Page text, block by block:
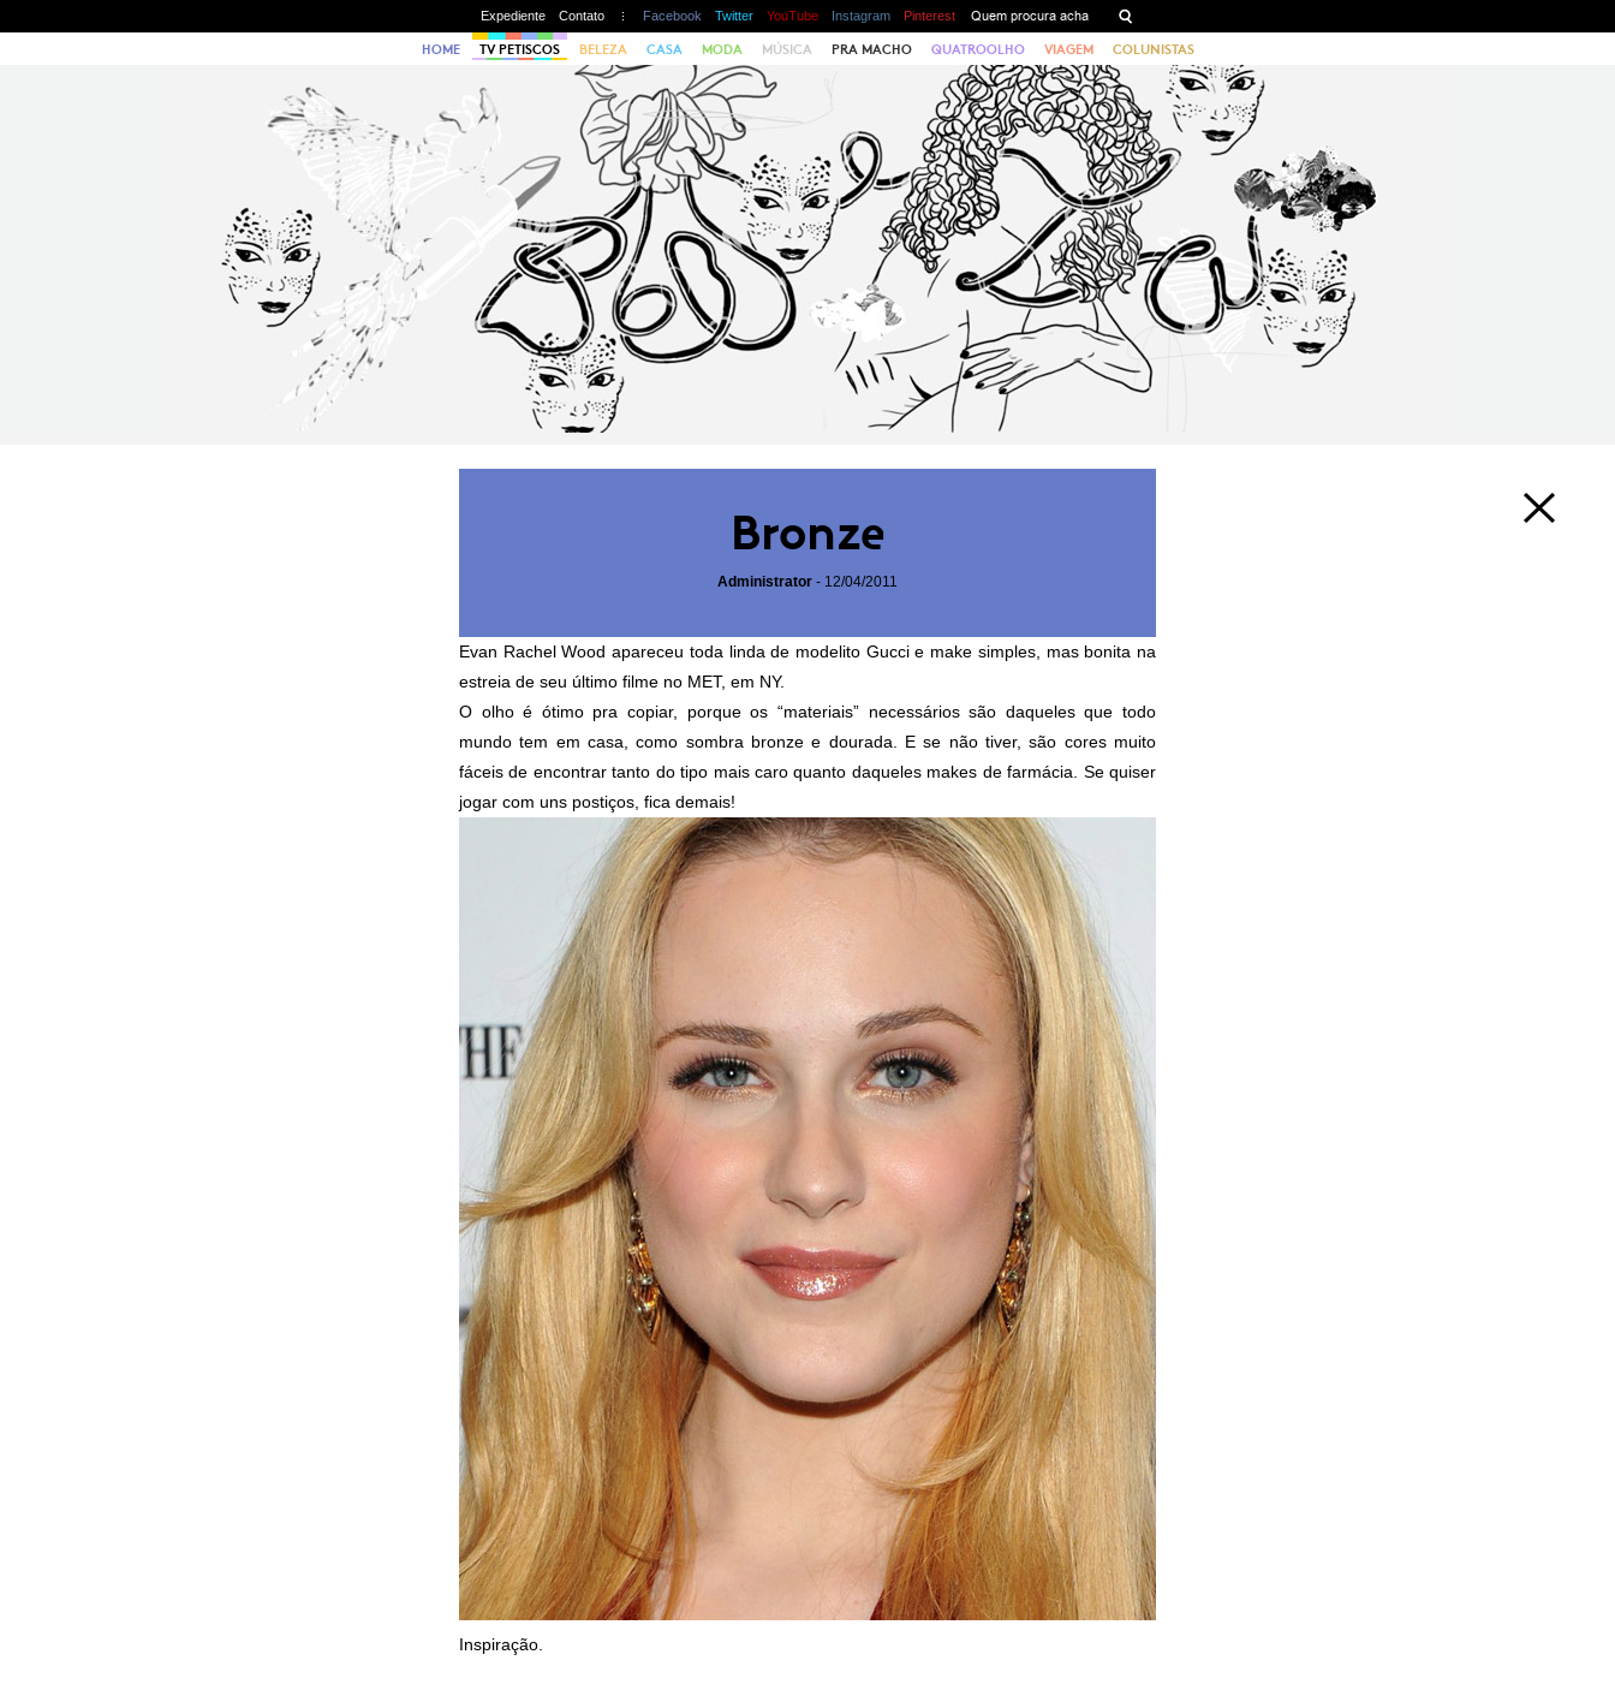
Expediente Contato Facebook Twitter YouTube Instagram Pinterest
HOME TV PETISCOS BELEZA CASA MODA MÚSICA PRA MACHO QUATROOLHO VIAGEM COLUNISTAS
Bronze
Administrator - 12/04/2011
Evan Rachel Wood apareceu toda linda de modelito Gucci e make simples, mas bonita na
estreia de seu último filme no MET, em NY.
O olho é ótimo pra copiar, porque os “materiais” necessários são daqueles que todo
mundo tem em casa, como sombra bronze e dourada. E se não tiver, são cores muito
fáceis de encontrar tanto do tipo mais caro quanto daqueles makes de farmácia. Se quiser
jogar com uns postiços, fica demais!
Inspiração.